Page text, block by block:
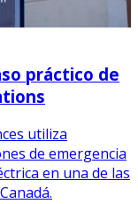
práctico de
utiliza
de emergencia
en una de las